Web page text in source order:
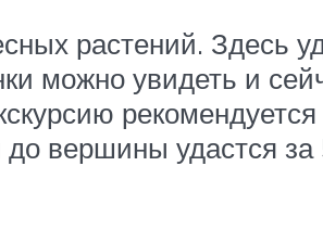
растений. Здесь
можно увидеть и
вершины удастся